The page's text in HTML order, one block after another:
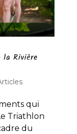
la Rivière
qui
Triathlon
du